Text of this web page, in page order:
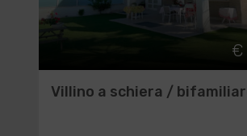
€
Villino a schiera /